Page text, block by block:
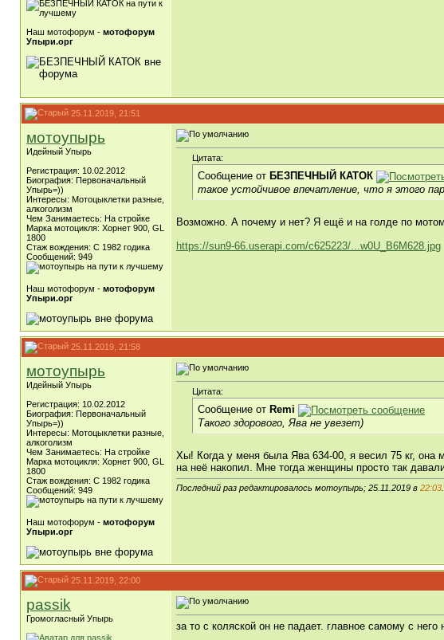
Наш мотофорум - мотофорум
Упыри.орг
25.11.2019, 21:51
мотоупырь
Идейный Упырь
Регистрация: 10.02.2012
Биография: Первоначальный
Упырь=))
Интересы: Мотоцыклетки разные,
алкоголизм
Чем Занимаетесь: На стройке
Марка мотоцикля: Хорнет 900, GL
1800
Стаж вождения: С 1982 годика
Сообщений: 949
Наш мотофорум - мотофорум
Упыри.орг
Цитата:
Сообщение от БЕЗПЕЧНЫЙ КАТОК
такое устойчивое впечатление, что я этого
Возможно. А почему и нет? Я ещё и на голде по
https://sun9-66.userapi.com/c625223/...w0U_B6M628.jpg
25.11.2019, 21:58
мотоупырь
Идейный Упырь
Регистрация: 10.02.2012
Биография: Первоначальный
Упырь=))
Интересы: Мотоцыклетки разные,
алкоголизм
Чем Занимаетесь: На стройке
Марка мотоцикля: Хорнет 900, GL
1800
Стаж вождения: С 1982 годика
Сообщений: 949
Наш мотофорум - мотофорум
Упыри.орг
Цитата:
Сообщение от Remi
Такого здорового, Ява не увезет)
Хы! Когда у меня была Ява 634-00, я весил 75 кг, она
на неё накопил. Мне тогда женщины просто так
Последний раз редактировалось мотоупырь; 25.11.2019 в 22:03
25.11.2019, 22:00
passik
Громогласный Упырь
за то с коляской он не падает. главное самому с него